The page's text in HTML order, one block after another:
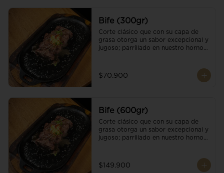
Bife (300gr)
Corte clásico que con su capa de
grasa otorga un sabor excepcional y
jugoso; parrillado en nuestro horno
cristales de sal y mantequilla de ajo
y pimientos. Una guarnición a
$70.900
Bife (600gr)
Corte clásico que con su capa de
grasa otorga un sabor excepcional y
jugoso; parrillado en nuestro horno
cristales de sal y mantequilla de ajo
y pimientos. Dos guarniciones a
$149.900